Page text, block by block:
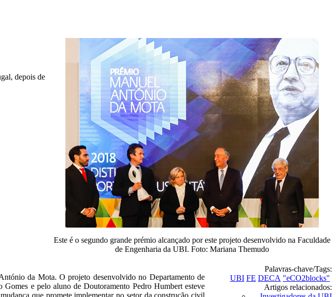
depois de
Este é o segundo grande prémio alcançado por este projeto desenvolvido na Faculdade
de Engenharia da UBI. Foto: Mariana Themudo
da Mota. O projeto desenvolvido no Departamento de
e pelo aluno de Doutoramento Pedro Humbert esteve
que promete implementar no setor da construção civil
Palavras-chave/Tags:
UBI FE DECA "eCO2blocks"
Artigos relacionados: